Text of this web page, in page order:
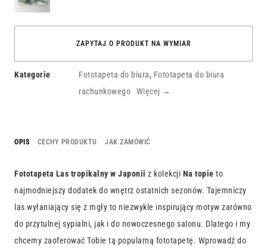
OPIS CECHY PRODUKTU JAK ZAMÓWIĆ
Fototapeta Las tropikalny w Japonii z kolekcji Na topie to
najmodniejszy dodatek do wnętrz ostatnich sezonów. Tajemniczy
las wyłaniający się z mgły to niezwykle inspirujący motyw zarówno
do przytulnej sypialni, jak i do nowoczesnego salonu. Dlatego i my
chcemy zaoferować Tobie tą popularną fototapetę. Wprowadź do
ZAPYTAJ O PRODUKT NA WYMIAR
Kategorie Fototapeta do biura, Fototapeta do biura
rachunkowego
Więcej →